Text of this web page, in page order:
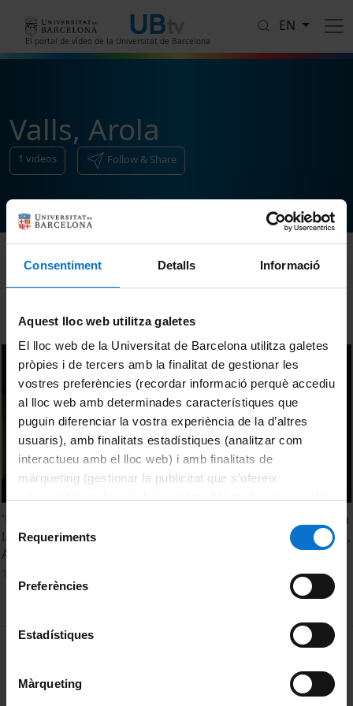
Consentiment Detalls Informació
Aquest lloc web utilitza galetes
El lloc web de la Universitat de Barcelona utilitza galetes
pròpies i de tercers amb la finalitat de gestionar les
vostres preferències (recordar informació perquè accediu
al lloc web amb determinades característiques que
puguin diferenciar la vostra experiència de la d’altres
usuaris), amb finalitats estadístiques (analitzar com
interactueu amb el lloc web) i amb finalitats de
màrqueting (gestionar la publicitat que s’ofereix
consultar laPolítica de galetes del lloc web de la
de
consentiment
Requeriments
Preferències
Estadístiques
Màrqueting
El portal de vídeo de la Universitat de Barcelona
EN
Valls, Arola
1 videos Follow & Share
'De l'arxiu a l'exposició: pràctiques curatorials vinculades a
la investigació en art contemporani'. Srs. Christian Madrid,
Arola Valls, Ana Isabel Caijano i Ada Sbriccoli
MENÚ PEU 1